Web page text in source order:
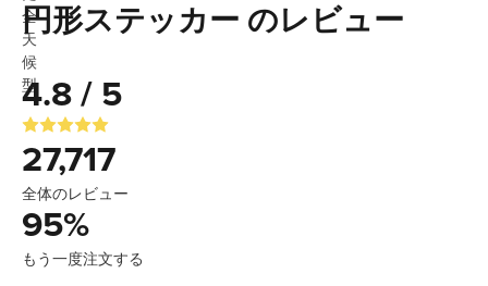
円形ステッカー のレビュー
4.8 / 5
27,717
全体のレビュー
95%
もう一度注文する